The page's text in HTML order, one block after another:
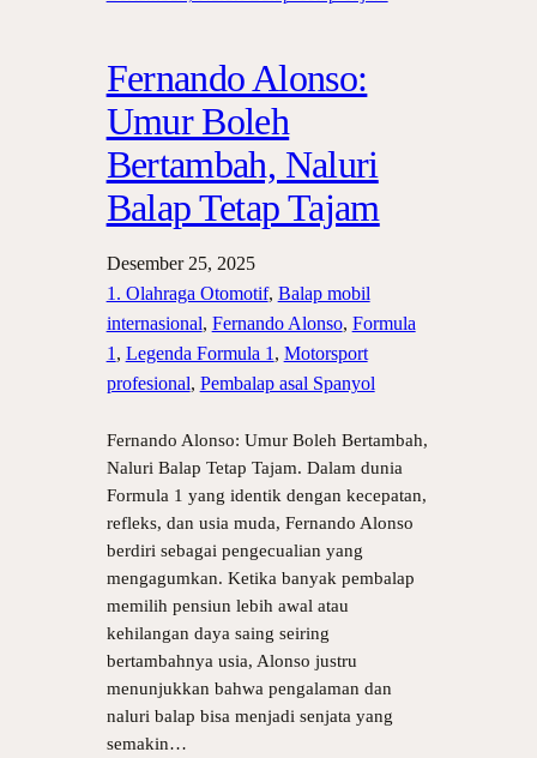
Fernando Alonso:
Umur Boleh
Bertambah, Naluri
Balap Tetap Tajam
Desember 25, 2025
1. Olahraga Otomotif, Balap mobil
internasional, Fernando Alonso, Formula
1 , Legenda Formula 1 , Motorsport
profesional, Pembalap asal Spanyol
Fernando Alonso: Umur Boleh Bertambah,
Naluri Balap Tetap Tajam. Dalam dunia
Formula 1 yang identik dengan kecepatan,
refleks, dan usia muda, Fernando Alonso
berdiri sebagai pengecualian yang
mengagumkan. Ketika banyak pembalap
memilih pensiun lebih awal atau
kehilangan daya saing seiring
bertambahnya usia, Alonso justru
menunjukkan bahwa pengalaman dan
naluri balap bisa menjadi senjata yang
semakin…